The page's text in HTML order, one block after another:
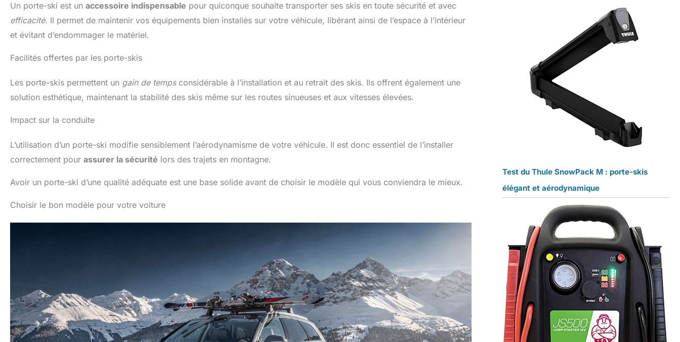
Un porte-ski est un accessoire indispensable pour quiconque souhaite transporter ses skis en toute sécurité et avec
efficacité. Il permet de maintenir vos équipements bien installés sur votre véhicule, libérant ainsi de l’espace à l’intérieur
et évitant d’endommager le matériel.
Facilités offertes par les porte-skis
Les porte-skis permettent un gain de tempsconsidérable à l’installation et au retrait des skis. Ils offrent également une
solution esthétique, maintenant la stabilité des skis même sur les routes sinueuses et aux vitesses élevées.
Impact sur la conduite
L’utilisation d’un porte-ski modifie sensiblement l’aérodynamisme de votre véhicule. Il est donc essentiel de l’installer
correctement pour assurer la sécurité lors des trajets en montagne.
Avoir un porte-ski d’une qualité adéquate est une base solide avant de choisir le modèle qui vous conviendra le mieux.
Choisir le bon modèle pour votre voiture
Test du Thule SnowPack M : porte-skis
élégant et aérodynamique